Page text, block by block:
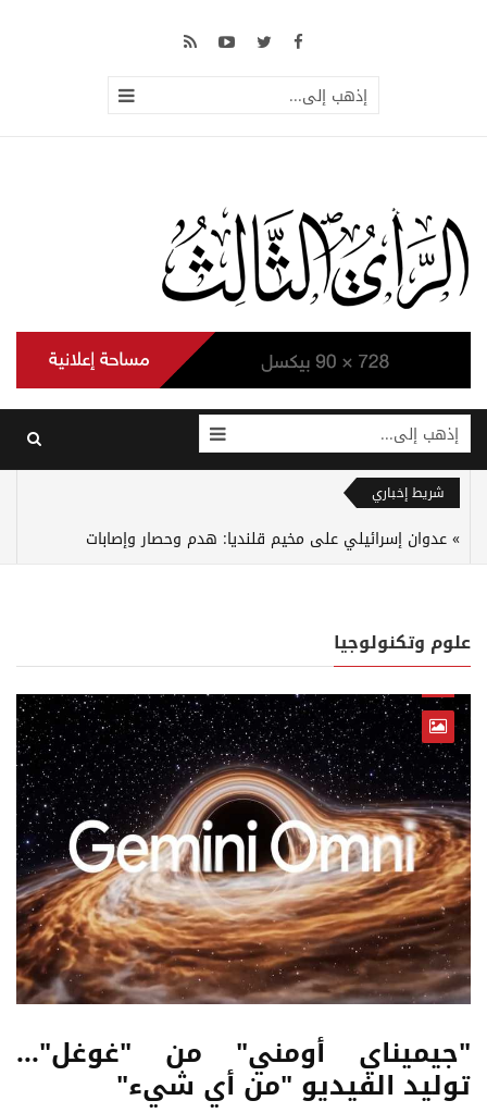
إذهب إلى...
إذهب إلى...
شريط إخباري
عدوان إسرائيلي على مخيم قلنديا: هدم وحصار وإصابات
علوم وتكنولوجيا
"جيميناي أومني" من "غوغل"...
توليد الفيديو "من أي شيء"